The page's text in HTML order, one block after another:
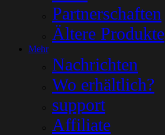
Partnerschaften
Ältere Produkte
Mehr
Nachrichten
Wo erhältlich?
support
Affiliate